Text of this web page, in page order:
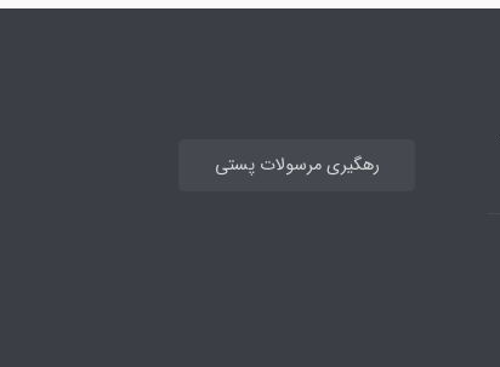
رهگیری مرسولات پستی